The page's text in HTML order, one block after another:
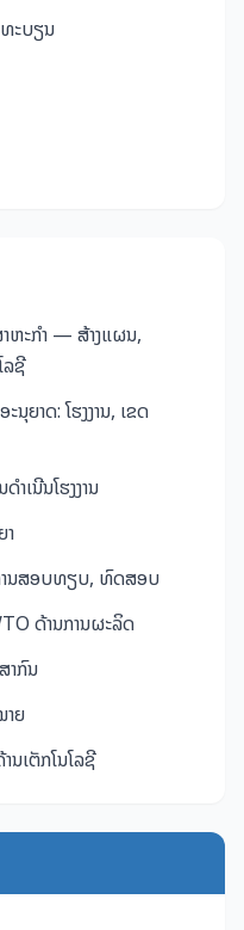
ະບຽນ
ຫະກຳ — ສ້າງແຜນ,
ລຊີ
ນຸຍາດ: ໂຮງງານ, ເຂດ
ເນີນໂຮງງານ
ານສອບທຽບ, ທົດສອບ
ດ້ານການຜະລິດ
າກົນ
ຍ
ນເຕັກໂນໂລຊີ